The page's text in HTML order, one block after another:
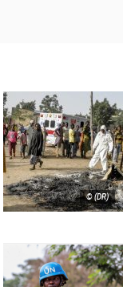
© (DR)